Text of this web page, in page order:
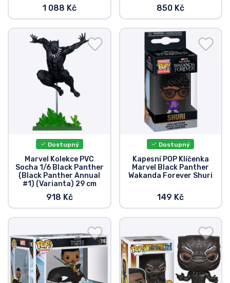
1 088 Kč 850 Kč
Dostupný
Marvel Kolekce PVC
Socha 1/6 Black Panther
(Black Panther Annual
#1) (Varianta) 29 cm
918 Kč
Dostupný
Kapesní POP Klíčenka
Marvel Black Panther
Wakanda Forever Shuri
149 Kč